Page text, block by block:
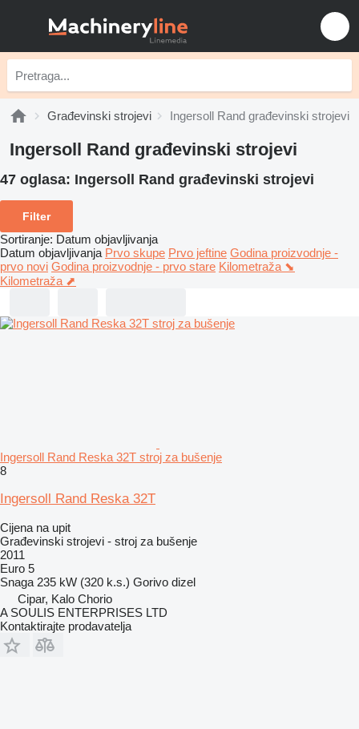
Građevinski strojevi Ingersoll Rand građevinski strojevi
Ingersoll Rand građevinski strojevi
47 oglasa: Ingersoll Rand građevinski strojevi
Filter
Sortiranje: Datum objavljivanja
Datum objavljivanja Prvo skupe Prvo jeftine Godina proizvodnje -
prvo novi Godina proizvodnje - prvo stare Kilometraža ⬊
Kilometraža ⬈
Ingersoll Rand Reska 32T stroj za bušenje
8
Ingersoll Rand Reska 32T
Cijena na upit
Građevinski strojevi - stroj za bušenje
2011
Euro 5
Snaga 235 kW (320 k.s.) Gorivo dizel
Cipar, Kalo Chorio
A SOULIS ENTERPRISES LTD
Kontaktirajte prodavatelja